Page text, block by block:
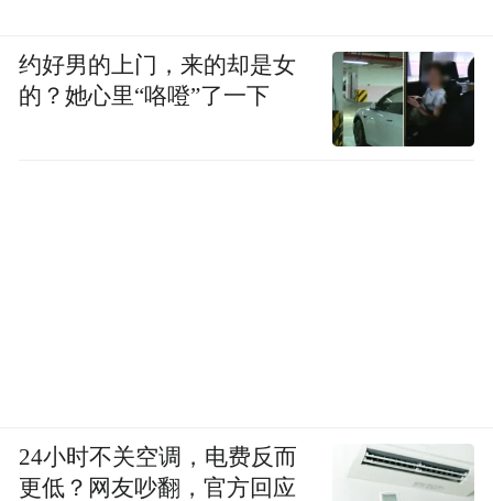
约好男的上门，来的却是女
的？她心里“咯噔”了一下
24小时不关空调，电费反而
更低？网友吵翻，官方回应